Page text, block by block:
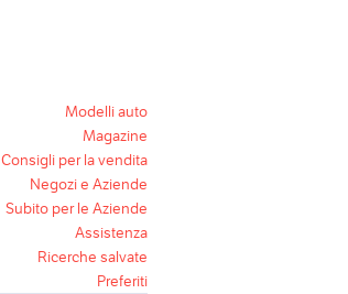
Modelli auto
Magazine
Consigli per la vendita
Negozi e Aziende
Subito per le Aziende
Assistenza
Ricerche salvate
Preferiti